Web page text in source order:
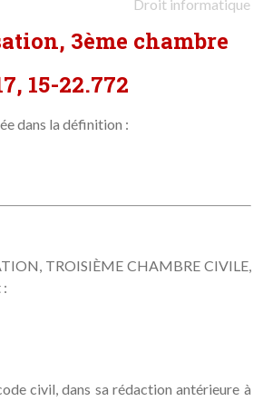
Droit informatique
3ème chambre
15-22.772
dans la définition :
TROISIÈME CHAMBRE CIVILE,
civil, dans sa rédaction antérieure à